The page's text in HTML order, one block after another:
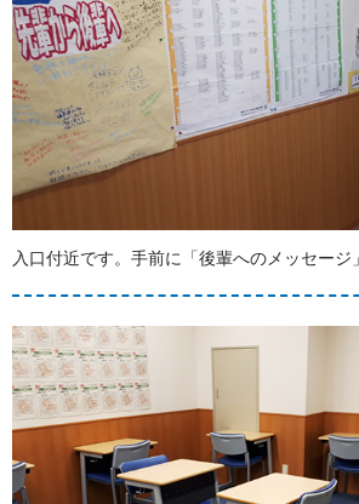
入口付近です。手前に「後輩へのメッセージ